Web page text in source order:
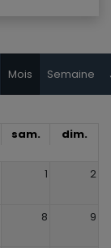
Mois Semaine
sam. dim.
1 2
8 9